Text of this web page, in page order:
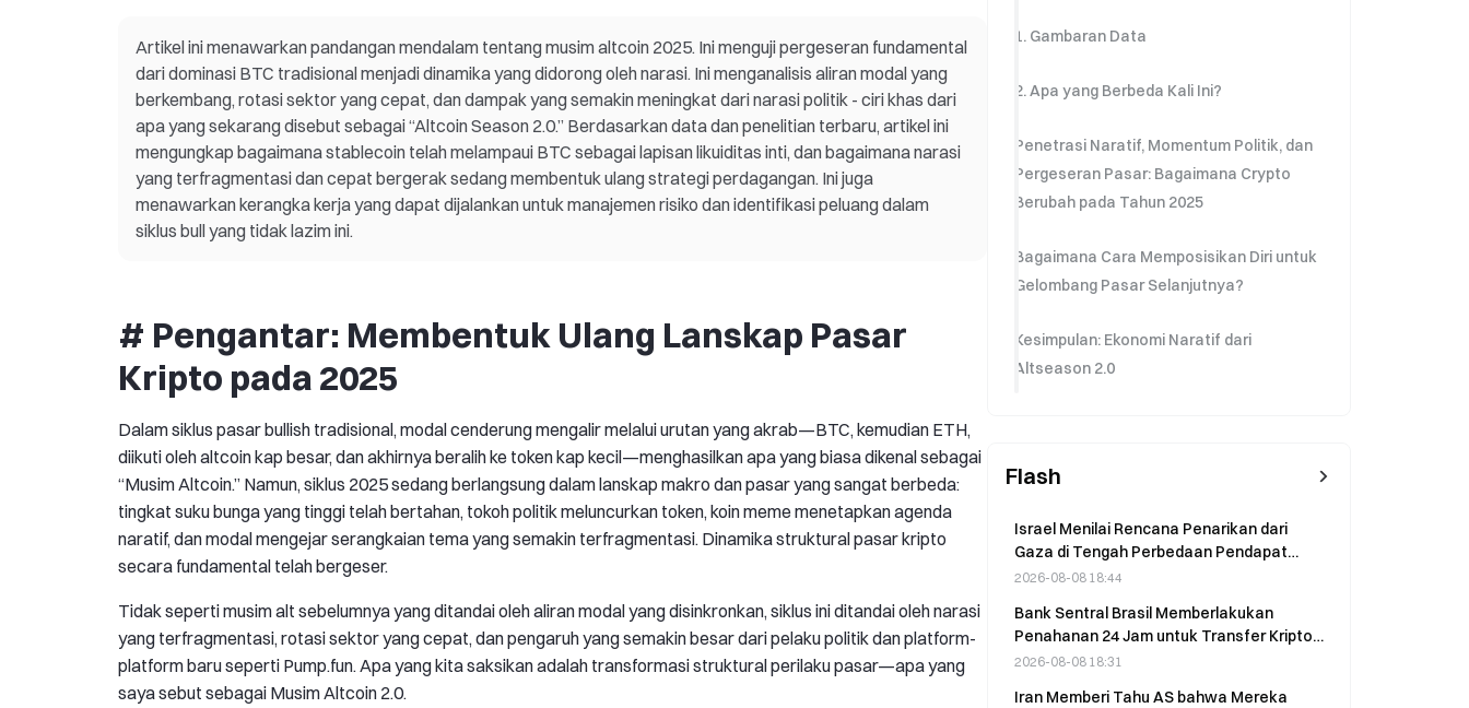
Artikel ini menawarkan pandangan mendalam tentang musim altcoin 2025. Ini menguji pergeseran fundamental
dari dominasi BTC tradisional menjadi dinamika yang didorong oleh narasi. Ini menganalisis aliran modal yang
berkembang, rotasi sektor yang cepat, dan dampak yang semakin meningkat dari narasi politik - ciri khas dari
apa yang sekarang disebut sebagai “Altcoin Season 2.0.” Berdasarkan data dan penelitian terbaru, artikel ini
mengungkap bagaimana stablecoin telah melampaui BTC sebagai lapisan likuiditas inti, dan bagaimana narasi
yang terfragmentasi dan cepat bergerak sedang membentuk ulang strategi perdagangan. Ini juga
menawarkan kerangka kerja yang dapat dijalankan untuk manajemen risiko dan identifikasi peluang dalam
siklus bull yang tidak lazim ini.
# Pengantar: Membentuk Ulang Lanskap Pasar
Kripto pada 2025
Dalam siklus pasar bullish tradisional, modal cenderung mengalir melalui urutan yang akrab—BTC, kemudian ETH,
diikuti oleh altcoin kap besar, dan akhirnya beralih ke token kap kecil—menghasilkan apa yang biasa dikenal sebagai
“Musim Altcoin.” Namun, siklus 2025 sedang berlangsung dalam lanskap makro dan pasar yang sangat berbeda:
tingkat suku bunga yang tinggi telah bertahan, tokoh politik meluncurkan token, koin meme menetapkan agenda
naratif, dan modal mengejar serangkaian tema yang semakin terfragmentasi. Dinamika struktural pasar kripto
secara fundamental telah bergeser.
Tidak seperti musim alt sebelumnya yang ditandai oleh aliran modal yang disinkronkan, siklus ini ditandai oleh narasi
yang terfragmentasi, rotasi sektor yang cepat, dan pengaruh yang semakin besar dari pelaku politik dan platform-
platform baru seperti Pump.fun. Apa yang kita saksikan adalah transformasi struktural perilaku pasar—apa yang
saya sebut sebagai Musim Altcoin 2.0.
1. Gambaran Data
2. Apa yang Berbeda Kali Ini?
Penetrasi Naratif, Momentum Politik, dan
Pergeseran Pasar: Bagaimana Crypto
Berubah pada Tahun 2025
Bagaimana Cara Memposisikan Diri untuk
Gelombang Pasar Selanjutnya?
Kesimpulan: Ekonomi Naratif dari
Altseason 2.0
Flash
Israel Menilai Rencana Penarikan dari
Gaza di Tengah Perbedaan Pendapat
Internal tentang Perintah Pelucutan
2026-08-08 18:44
Bank Sentral Brasil Memberlakukan
Penahanan 24 Jam untuk Transfer Kripto
Senilai US$10k atau Lebih
2026-08-08 18:31
Iran Memberi Tahu AS bahwa Mereka